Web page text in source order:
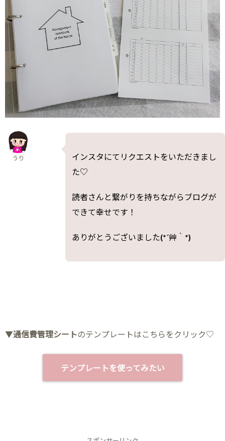
インスタにてリクエストをいただきまし
た♡
読者さんと繋がりを持ちながらブログが
できて幸せです！
ありがとうございました(*´艸｀*)
うり
▼通信費管理シートのテンプレートはこちらをクリック♡
テンプレートを使ってみたい